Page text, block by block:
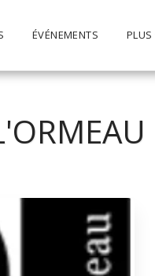
ÉVÉNEMENTS PLUS